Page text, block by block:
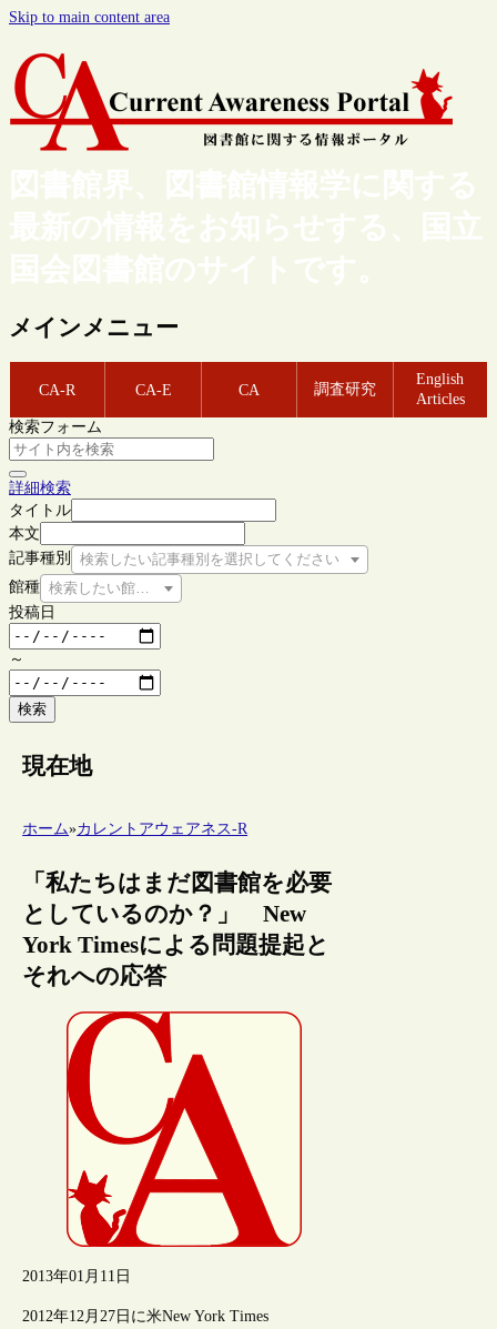
Skip to main content area
図書館界、図書館情報学に関する
最新の情報をお知らせする、国立
国会図書館のサイトです。
メインメニュー
CA-R CA-E CA 調査研究
English
Articles
検索フォーム
詳細検索
タイトル
本文
記事種別
検索したい記事種別を選択してください
館種 検索したい館種を選択してください
投稿日
～
検索
現在地
ホーム»カレントアウェアネス-R
「私たちはまだ図書館を必要
としているのか？」 New
York Timesによる問題提起と
それへの応答
2013年01月11日
2012年12月27日に米New York Times